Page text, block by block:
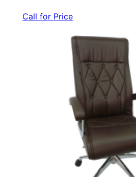
Call for Price